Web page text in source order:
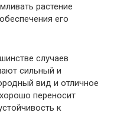
растение
его
случаев
сильный и
вид и отличное
переносит
к